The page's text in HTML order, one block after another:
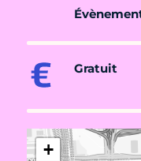
Gratuit
+